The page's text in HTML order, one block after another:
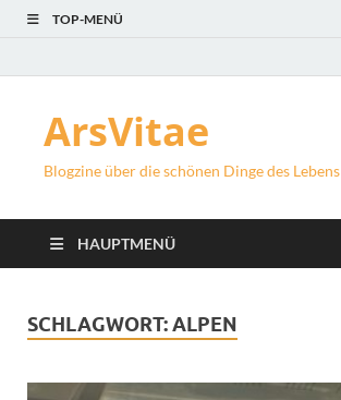
TOP-MENÜ
ArsVitae
Blogzine über die schönen Dinge des Lebens
HAUPTMENÜ
SCHLAGWORT:ALPEN